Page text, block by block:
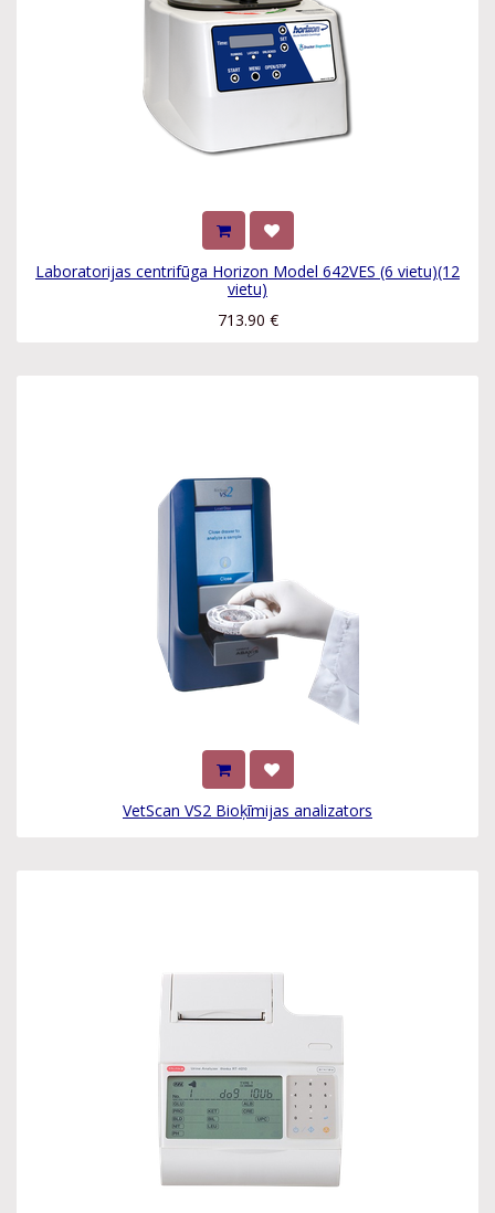
Laboratorijas centrifūga Horizon Model 642VES (6 vietu)(12
vietu)
713.90 €
VetScan VS2 Bioķīmijas analizators